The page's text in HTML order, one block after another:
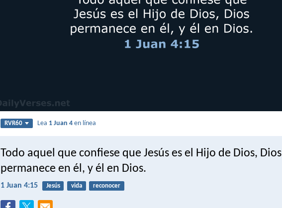
RVR60 Lea 1 Juan 4 en línea
Todo aquel que confiese que Jesús es el Hijo de Dios, Dios
permanece en él, y él en Dios.
1 Juan 4:15 Jesús vida reconocer